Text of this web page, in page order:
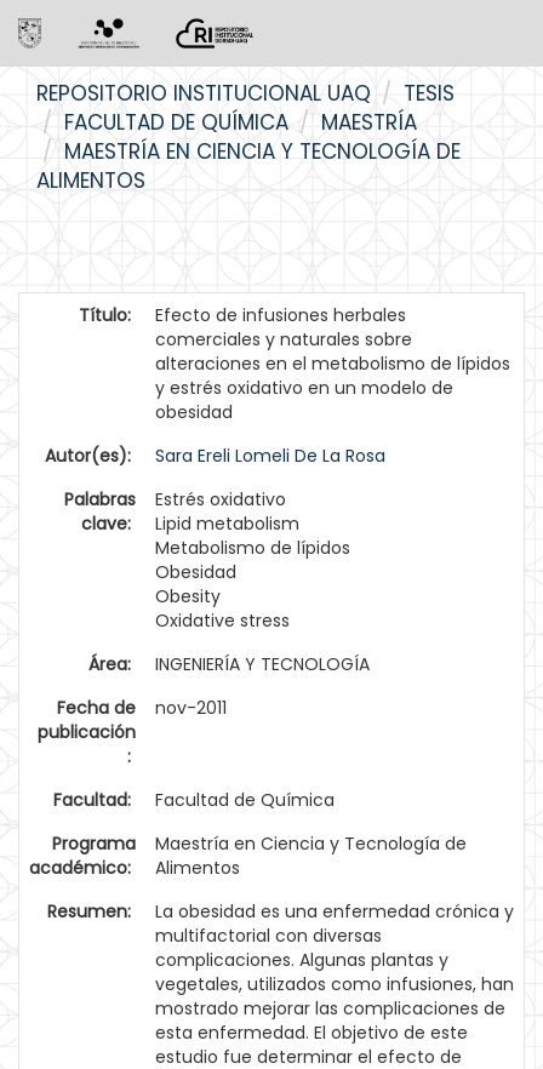
navigation
REPOSITORIO INSTITUCIONAL UAQ
TESIS
FACULTAD DE QUÍMICA
MAESTRÍA
MAESTRÍA EN CIENCIA Y TECNOLOGÍA DE
ALIMENTOS
Título:
Efecto de infusiones herbales
comerciales y naturales sobre
alteraciones en el metabolismo de lípidos
y estrés oxidativo en un modelo de
obesidad
Autor(es):
Sara Ereli Lomeli De La Rosa
Palabras
clave:
Estrés oxidativo
Lipid metabolism
Metabolismo de lípidos
Obesidad
Obesity
Oxidative stress
Área:
INGENIERÍA Y TECNOLOGÍA
Fecha de
publicación
:
nov-2011
Facultad:
Facultad de Química
Programa
académico:
Maestría en Ciencia y Tecnología de
Alimentos
Resumen:
La obesidad es una enfermedad crónica y
multifactorial con diversas
complicaciones. Algunas plantas y
vegetales, utilizados como infusiones, han
mostrado mejorar las complicaciones de
esta enfermedad. El objetivo de este
estudio fue determinar el efecto de